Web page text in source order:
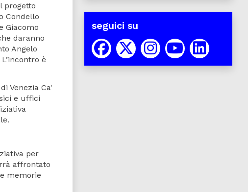
progetto
Condello
Giacomo
daranno
Angelo
è
Venezia Ca'
e uffici
per
affrontato
memorie
seguici su